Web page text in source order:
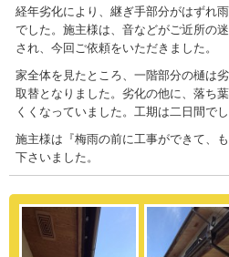
経年劣化により、継ぎ手部分がはずれ
でした。施主様は、音などがご近所の
され、今回ご依頼をいただきました。
家全体を見たところ、一階部分の樋は
取替となりました。劣化の他に、落ち
くくなっていました。工期は二日間でし
施主様は『梅雨の前に工事ができて、
下さいました。